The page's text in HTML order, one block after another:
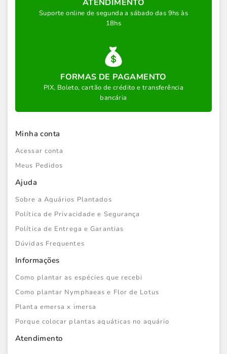
ATENDIMENTO
Suporte online de segunda a sábado das 9hs às
18hs
FORMAS DE PAGAMENTO
PIX, Boleto, cartão de crédito e transferência
bancária
Minha conta
Acessar conta
Meus Pedidos
Ajuda
Sobre a Aquários Plantados
Política de Privacidade e Segurança
Política de Entrega e Garantias
Dúvidas Frequentes
Informações
Como plantar as espécies que recebi
Como plantar Nymphaeas e Flor de Lotus
Planta emersa x imersa
Porque colocar plantas aquáticas no aquário
Atendimento